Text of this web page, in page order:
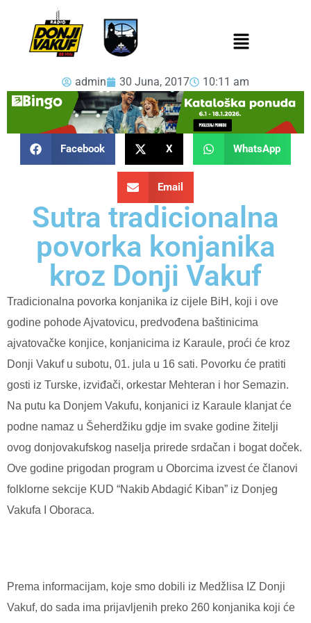
admin 30 Juna, 2017 10:11 am
Facebook X WhatsApp
Email
Sutra tradicionalna
povorka konjanika
kroz Donji Vakuf
Tradicionalna povorka konjanika iz cijele BiH, koji i ove
godine pohode Ajvatovicu, predvođena baštinicima
ajvatovačke konjice, konjanicima iz Karaule, proći će kroz
Donji Vakuf u subotu, 01. jula u 16 sati. Povorku će pratiti
gosti iz Turske, izviđači, orkestar Mehteran i hor Semazin.
Na putu ka Donjem Vakufu, konjanici iz Karaule klanjat će
podne namaz u Šeherdžiku gdje im svake godine žitelji
ovog donjovakufskog naselja prirede srdačan i bogat doček.
Ove godine prigodan program u Oborcima izvest će članovi
folklorne sekcije KUD “Nakib Abdagić Kiban” iz Donjeg
Vakufa I Oboraca.
Prema informacijam, koje smo dobili iz Medžlisa IZ Donji
Vakuf, do sada ima prijavljenih preko 260 konjanika koji će